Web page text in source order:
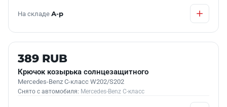
На складе А-р
Б/У В НАЛИЧИИ
389 RUB
Крючок козырька солнцезащитного
Mercedes-Benz C-класс W202/S202
Снято с автомобиля: Mercedes-Benz C-класс